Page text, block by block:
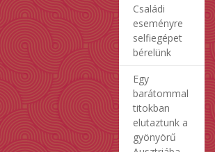
Családi
eseményre
selfiegépet
bérelünk
Egy
barátommal
titokban
elutaztunk a
gyönyörű